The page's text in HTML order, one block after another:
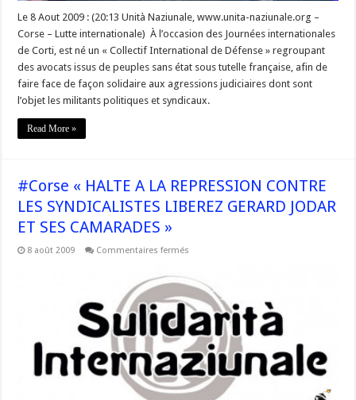
Le 8 Aout 2009 : (20:13 Unità Naziunale, www.unita-naziunale.org –
Corse – Lutte internationale) À l’occasion des Journées internationales
de Corti, est né un « Collectif International de Défense » regroupant
des avocats issus de peuples sans état sous tutelle française, afin de
faire face de façon solidaire aux agressions judiciaires dont sont
l’objet les militants politiques et syndicaux.
Read More »
#Corse « HALTE A LA REPRESSION CONTRE
LES SYNDICALISTES LIBEREZ GERARD JODAR
ET SES CAMARADES »
8 août 2009 Commentaires fermés
LA
REPRESSION
CONTRE
LES
SYNDICALISTES
LIBEREZ
GERARD
JODAR
ET
SES
CAMARADES »